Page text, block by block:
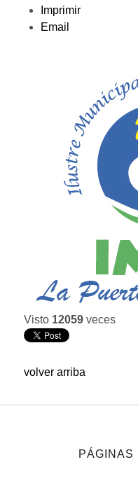
Imprimir
Email
Visto 12059 veces
volver arriba
PÁGINAS